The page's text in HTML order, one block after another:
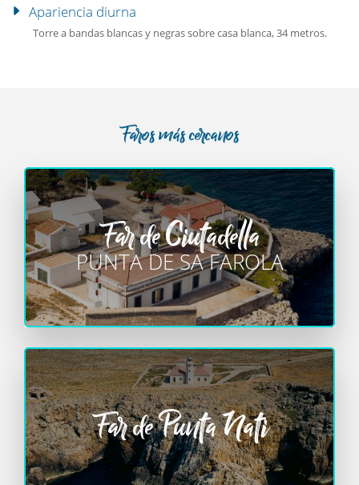
Apariencia diurna
Torre a bandas blancas y negras sobre casa blanca, 34 metros.
Faros más cercanos
Far de Ciutadella
PUNTA DE SA FAROLA
Far de Punta Nati